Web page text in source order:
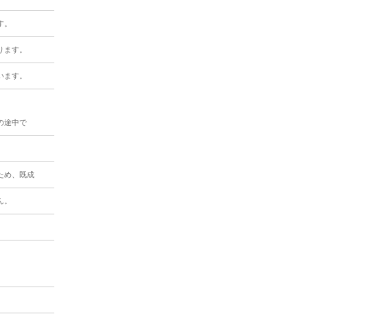
す。
す。
途中で
め、既成